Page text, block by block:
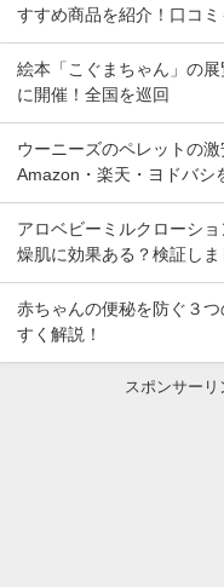
すすめ商品を紹介！口コミ
絵本「こぐまちゃん」の展
に開催！全国を巡回
ウーニーズのペレットの激
Amazon・楽天・ヨドバシ
アロベビーミルクローシ
燥肌に効果ある？検証しま
赤ちゃんの便秘を防ぐ３
すく解説！
スポンサーリ